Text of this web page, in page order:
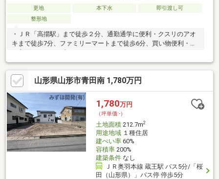
更地 本下水
即引渡し可
整形地
・ＪＲ「高擶駅」まで徒歩２分、通勤通学に便利・クスリのアオ
キまで徒歩7分、ファミリーマートまで徒歩6分、買い物便利・山
形方面にアクセス良好です
山形県山形市青田南 1,780万円
1,780万円
（坪単価:-）
土地面積212.7m2
用途地域１種住居
建ぺい率60%
容積率200%
建築条件なし
ＪＲ奥羽本線 蔵王駅 バス5分/「桜
田（山形県）」バス停 停歩5分